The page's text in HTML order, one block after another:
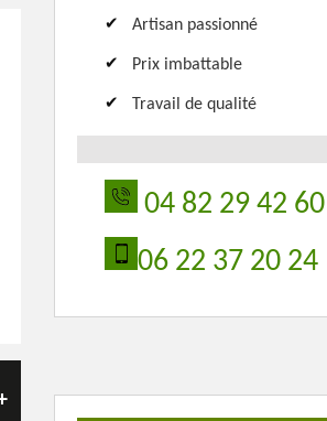
Artisan passionné
Prix imbattable
Travail de qualité
04 82 29 42 60
06 22 37 20 24